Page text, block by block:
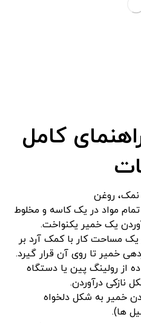
کامل
نمک، روغن
مواد در یک کاسه و مخلوط
یک خمیر یکنواخت.
مساحت کار با کمک آرد بر
خمیر تا روی آن قرار گیرد.
از رولینگ پین یا دستگاه
نازکی درآوردن.
خمیر به شکل دلخواه
ها).